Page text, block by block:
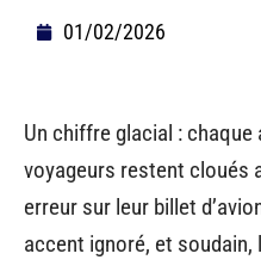
01/02/2026
Un chiffre glacial : chaque
voyageurs restent cloués
erreur sur leur billet
accent ignoré, et soudain,